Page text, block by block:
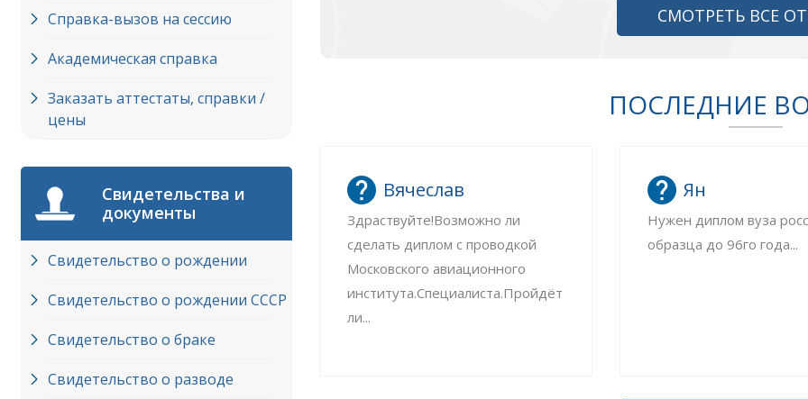
Справка-вызов на сессию
Академическая справка
Заказать аттестаты, справки /
цены
Свидетельства и
документы
Свидетельство о рождении
Свидетельство о рождении СССР
Свидетельство о браке
Свидетельство о разводе
СМОТРЕТЬ ВСЕ
ПОСЛЕДНИЕ
Вячеслав
Здраствуйте!Возможно ли
сделать диплом с проводкой
Московского авиационного
института.Специалиста.Пройдёт
ли...
Ян
Нужен диплом вуза
образца до 96го года...